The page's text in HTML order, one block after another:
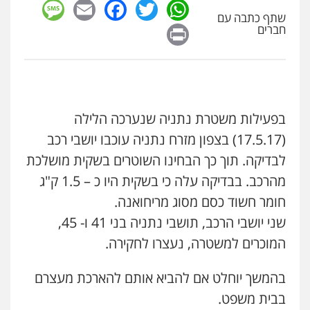
שתף כתבה עם
חברים
WhatsApp
Twitter
Facebook
Email
בפעילות משטרת נתניה שנערכה הלילה
(17.5.17) בצפון מזרח נתניה עוכבו יושבי רכב
לבדיקה. תוך כך הבחינו השוטרים בשקית מושלכת
מהרכב. בבדיקה עלה כי בשקית היו כ – 1.5 ק"ג
חומר חשוד כסם מסוג מריחואנה.
שני יושבי הרכב, תושבי נתניה בני 41 ו- 45,
המוכרים למשטרה, נעצרו לחקירה.
בהמשך יוחלט אם להביא אותם להארכת מעצרם
בבית משפט.
צילום עורכי דין שירותים מקצועיים לעורכי
0504578527
אחסון אתרים
מהירות הגנה גיבוי תמיכה שירותים
מקצועיים לעורכי דין
מרכז התחלה חדשה
אסירים עבירות מין שירותים מקצועיים
לעורכי דין